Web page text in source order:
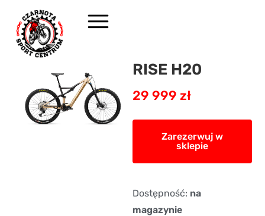
RISE H20
29 999 zł
Zarezerwuj w
sklepie
Dostępność: na
magazynie